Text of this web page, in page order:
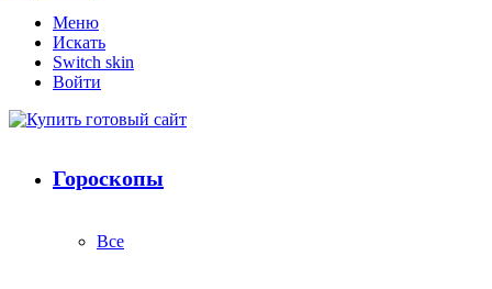
Меню
Искать
Switch skin
Войти
Гороскопы
Все